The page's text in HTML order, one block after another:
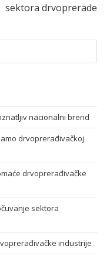
sektora drvoprerade
nacionalni brend
drvoprerađivačkoj
drvoprerađivačke
sektora
industrije